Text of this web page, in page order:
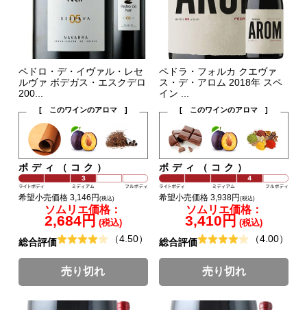
ペドロ・デ・イヴァル・レセ
ルヴァ ボデガス・エスクデロ
200...
[ このワインのアロマ ]
ボディ（コク）
希望小売価格 3,146円 (税込)
ソムリエ価格：
2,684円 (税込)
総合評価 （4.50）
売り切れ
ペドラ・フォルカ クエヴァ
ス・デ・アロム 2018年 スペ
イン ...
[ このワインのアロマ ]
ボディ（コク）
希望小売価格 3,938円(税込)
ソムリエ価格：
3,410円 (税込)
総合評価 （4.00）
売り切れ